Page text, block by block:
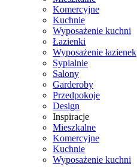
Komercyjne
Kuchnie
Wyposażenie kuchni
Łazienki
Wyposażenie łazienek
Sypialnie
Salony
Garderoby
Przedpokoje
Design
Inspiracje
Mieszkalne
Komercyjne
Kuchnie
Wyposażenie kuchni